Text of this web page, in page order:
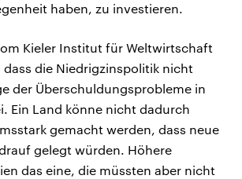
haben, zu investieren.
Kieler Institut für Weltwirtschaft
die Niedrigzinspolitik nicht
der Überschuldungsprobleme in
Ein Land könne nicht dadurch
gemacht werden, dass neue
gelegt würden. Höhere
das eine, die müssten aber nicht